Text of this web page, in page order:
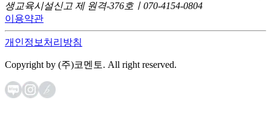
생교육시설신고 제 원격-376호ㅣ070-4154-0804
이용약관
개인정보처리방침
Copyright by (주)코멘토. All right reserved.